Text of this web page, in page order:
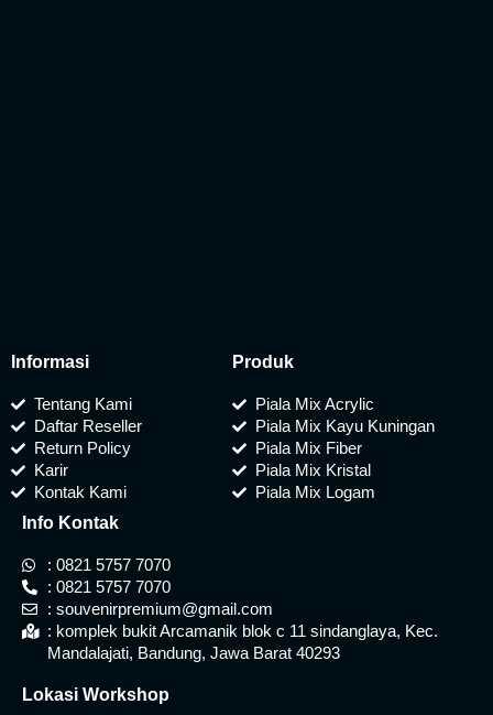
Informasi
Tentang Kami
Daftar Reseller
Return Policy
Karir
Kontak Kami
Produk
Piala Mix Acrylic
Piala Mix Kayu Kuningan
Piala Mix Fiber
Piala Mix Kristal
Piala Mix Logam
Info Kontak
: 0821 5757 7070
: 0821 5757 7070
: souvenirpremium@gmail.com
: komplek bukit Arcamanik blok c 11 sindanglaya, Kec.
Mandalajati, Bandung, Jawa Barat 40293
Lokasi Workshop